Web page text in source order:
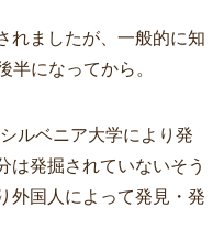
れましたが、一般的に知
半になってから。
ルベニア大学により発
は発掘されていないそう
外国人によって発見・発